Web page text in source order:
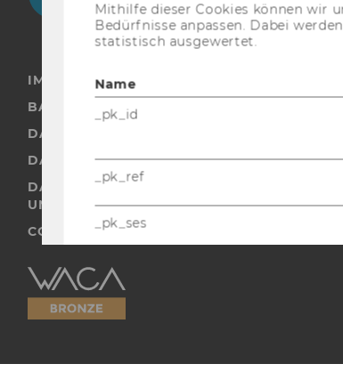
IMPRESSUM
BARRIEREFREIHEITSERKLÄRUNG WEBSEITE
DATENSCHUTZERKLÄRUNG
DATENSCHUTZERKLÄRUNG SOCIAL MEDIA
DATENSCHUTZERKLÄRUNG
UND STUDIERENDE
COOKIE EINSTELLUNGEN
Barrierefreiheitserklärung
Webseite
Mithilfe dieser Cookies können wir
Bedürfnisse anpassen. Dabei
statistisch ausgewertet.
Name
_pk_id
_pk_ref
_pk_ses
_gcl_au
AMP_TOKEN